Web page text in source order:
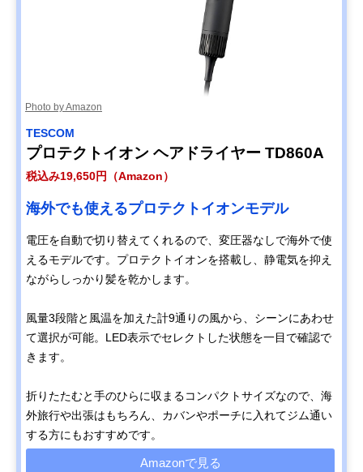
Photo by Amazon
TESCOM
プロテクトイオン ヘアドライヤー TD860A
税込み19,650円（Amazon）
海外でも使えるプロテクトイオンモデル
電圧を自動で切り替えてくれるので、変圧器なしで海外で使
えるモデルです。プロテクトイオンを搭載し、静電気を抑え
ながらしっかり髪を乾かします。
風量3段階と風温を加えた計9通りの風から、シーンにあわせ
て選択が可能。LED表示でセレクトした状態を一目で確認で
きます。
折りたたむと手のひらに収まるコンパクトサイズなので、海
外旅行や出張はもちろん、カバンやポーチに入れてジム通い
する方にもおすすめです。
Amazonで見る